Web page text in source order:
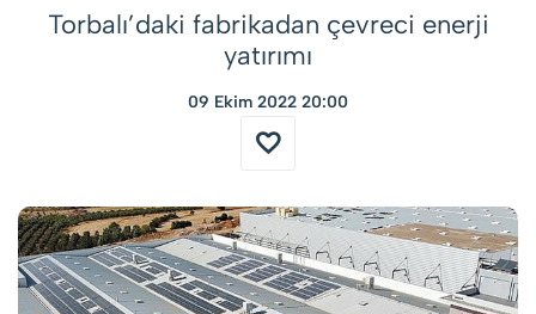
Torbalı’daki fabrikadan çevreci enerji
yatırımı
09 Ekim 2022 20:00